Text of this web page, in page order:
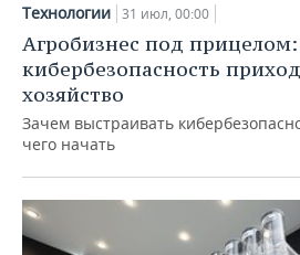
Технологии 31 июл, 00:00
Агробизнес под
кибербезопасность
хозяйство
Зачем выстраивать
чего начать